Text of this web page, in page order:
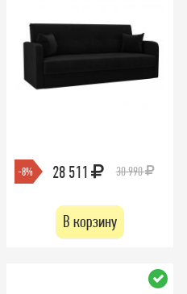
-8% 28 511 30 990
В корзину